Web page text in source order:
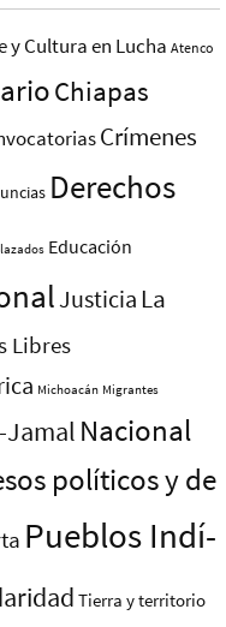
y Cultura en Lucha Atenco
Chiapas
Crímenes
Derechos
Educación
Justicia La
Libres
Michoacán Migrantes
Jamal Nacional
polí­ticos y de
Pueblos Indí­
Tierra y territorio